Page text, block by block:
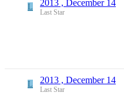
2013 , December 14
Last Star
L
2013 , December 14
Last Star
L